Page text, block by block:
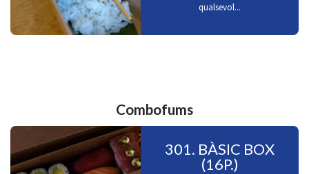
qualsevol...
Combofums
301. BÀSIC BOX
(16P.)